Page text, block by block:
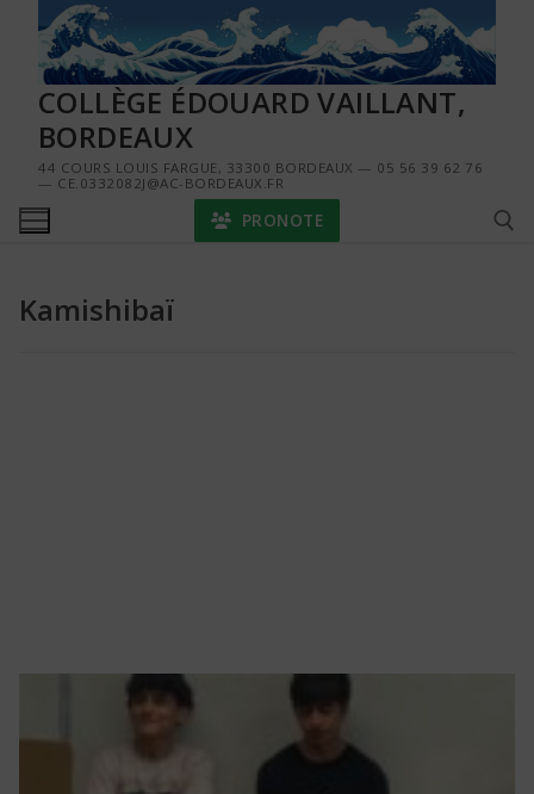
contenu
COLLÈGE ÉDOUARD VAILLANT,
BORDEAUX
44 COURS LOUIS FARGUE, 33300 BORDEAUX — 05 56 39 62 76
— CE.0332082J@AC-BORDEAUX.FR
PRONOTE
Kamishibaï